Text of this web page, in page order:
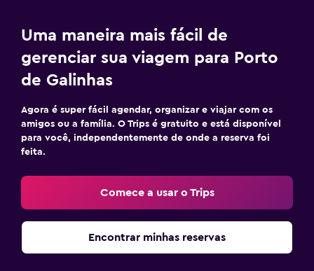
Uma maneira mais fácil de
gerenciar sua viagem para Porto
de Galinhas
Agora é super fácil agendar, organizar e viajar com os
amigos ou a família. O Trips é gratuito e está disponível
para você, independentemente de onde a reserva foi
feita.
Comece a usar o Trips
Encontrar minhas reservas